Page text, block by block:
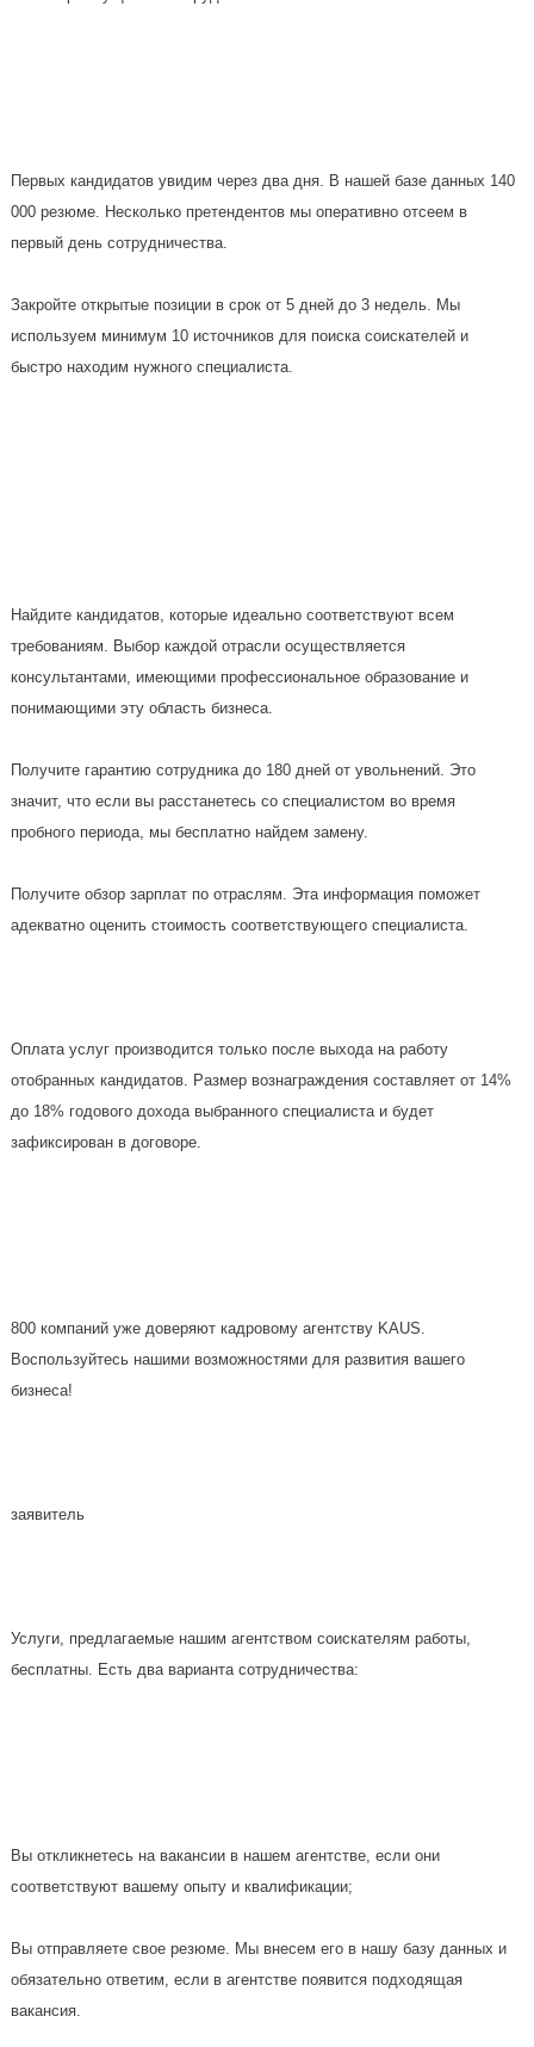
Первых кандидатов увидим через два дня. В нашей базе данных 140
000 резюме. Несколько претендентов мы оперативно отсеем в
первый день сотрудничества.
Закройте открытые позиции в срок от 5 дней до 3 недель. Мы
используем минимум 10 источников для поиска соискателей и
быстро находим нужного специалиста.
Найдите кандидатов, которые идеально соответствуют всем
требованиям. Выбор каждой отрасли осуществляется
консультантами, имеющими профессиональное образование и
понимающими эту область бизнеса.
Получите гарантию сотрудника до 180 дней от увольнений. Это
значит, что если вы расстанетесь со специалистом во время
пробного периода, мы бесплатно найдем замену.
Получите обзор зарплат по отраслям. Эта информация поможет
адекватно оценить стоимость соответствующего специалиста.
Оплата услуг производится только после выхода на работу
отобранных кандидатов. Размер вознаграждения составляет от 14%
до 18% годового дохода выбранного специалиста и будет
зафиксирован в договоре.
800 компаний уже доверяют кадровому агентству KAUS.
Воспользуйтесь нашими возможностями для развития вашего
бизнеса!
заявитель
Услуги, предлагаемые нашим агентством соискателям работы,
бесплатны. Есть два варианта сотрудничества:
Вы откликнетесь на вакансии в нашем агентстве, если они
соответствуют вашему опыту и квалификации;
Вы отправляете свое резюме. Мы внесем его в нашу базу данных и
обязательно ответим, если в агентстве появится подходящая
вакансия.